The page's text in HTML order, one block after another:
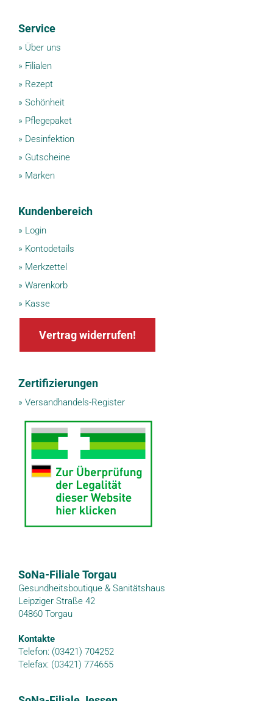
Service
» Über uns
» Filialen
» Rezept
» Schönheit
» Pflegepaket
» Desinfektion
» Gutscheine
» Marken
Kundenbereich
» Login
» Kontodetails
» Merkzettel
» Warenkorb
» Kasse
Vertrag widerrufen!
Zertifizierungen
» Versandhandels-Register
SoNa-Filiale Torgau
Gesundheitsboutique & Sanitätshaus
Leipziger Straße 42
04860 Torgau
Kontakte
Telefon: (03421) 704252
Telefax: (03421) 774655